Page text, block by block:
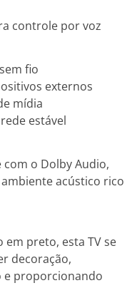
controle por voz
fio
externos
mídia
estável
o Dolby Audio,
acústico rico
em preto, esta TV se
decoração,
e proporcionando